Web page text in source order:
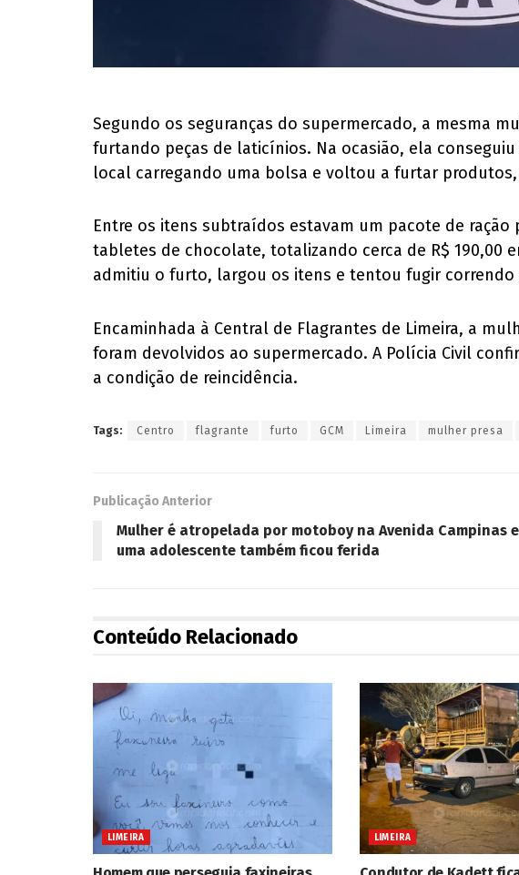
Segundo os seguranças do supermercado, a mesma
furtando peças de laticínios. Na ocasião, ela
local carregando uma bolsa e voltou a furtar
Entre os itens subtraídos estavam um pacote de
tabletes de chocolate, totalizando cerca de R$ 190,00
admitiu o furto, largou os itens e tentou fugir correndo
Encaminhada à Central de Flagrantes de Limeira, a
foram devolvidos ao supermercado. A Polícia Civil
a condição de reincidência.
Tags: Centro flagrante furto GCM Limeira mulher presa
Publicação Anterior
Mulher é atropelada por motoboy na Avenida Campinas
uma adolescente também ficou ferida
Conteúdo Relacionado
LIMEIRA LIMEIRA